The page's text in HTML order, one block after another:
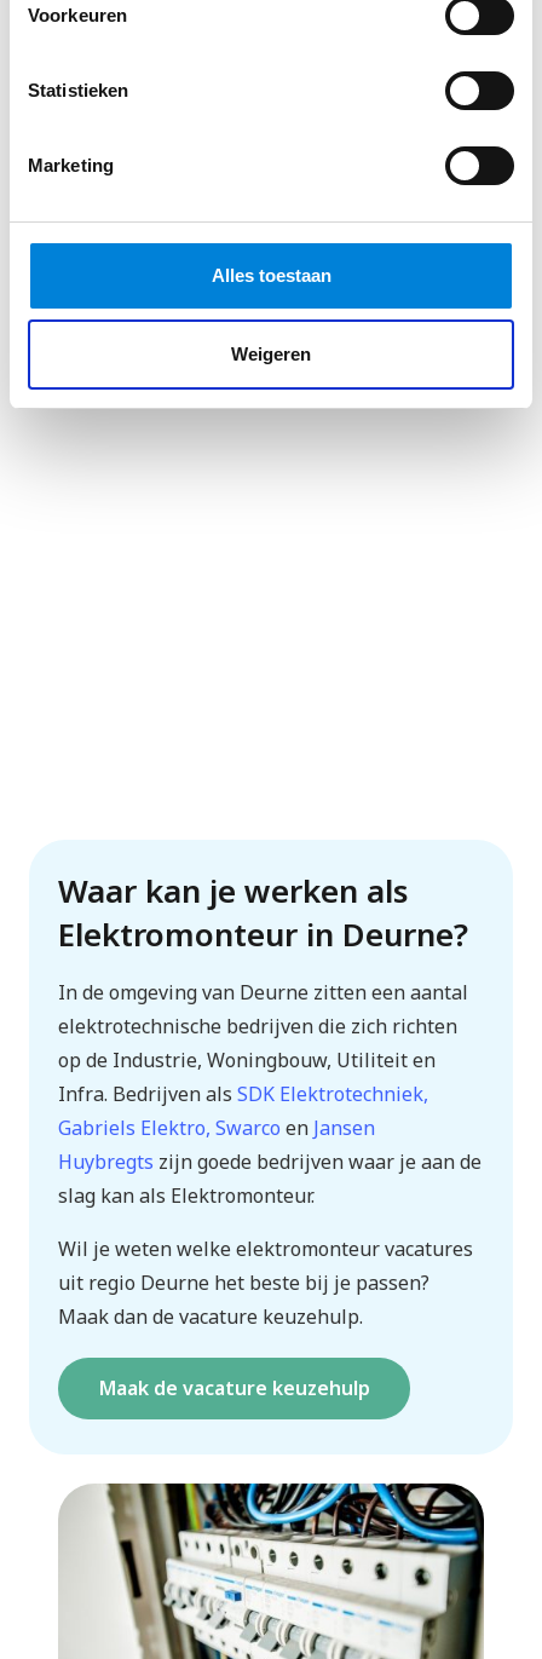
Voorkeuren
Statistieken
Marketing
Alles toestaan
Weigeren
Waar kan je werken als
Elektromonteur in Deurne?
In de omgeving van Deurne zitten een aantal
elektrotechnische bedrijven die zich richten
op de Industrie, Woningbouw, Utiliteit en
Infra. Bedrijven als SDK Elektrotechniek,
Gabriels Elektro, Swarco en Jansen
Huybregts zijn goede bedrijven waar je aan de
slag kan als Elektromonteur.
Wil je weten welke elektromonteur vacatures
uit regio Deurne het beste bij je passen?
Maak dan de vacature keuzehulp.
Maak de vacature keuzehulp